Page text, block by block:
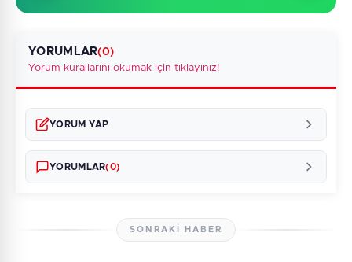
YORUMLAR(0)
Yorum kurallarını okumak için tıklayınız!
YORUM YAP
YORUMLAR(0)
SONRAKI HABER